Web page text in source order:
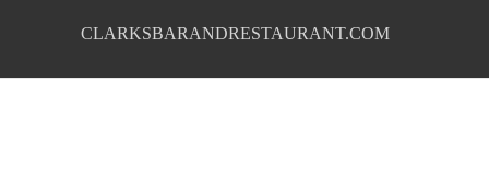
CLARKSBARANDRESTAURANT.COM